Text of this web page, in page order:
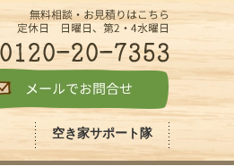
空き家サポート隊